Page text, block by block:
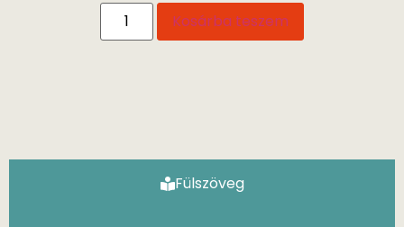
Kosárba teszem
Fülszöveg